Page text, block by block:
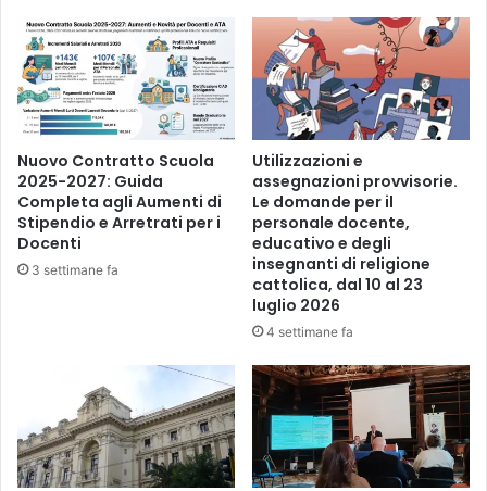
Nuovo Contratto Scuola
2025-2027: Guida
Completa agli Aumenti di
Stipendio e Arretrati per i
Docenti
3 settimane fa
Utilizzazioni e
assegnazioni provvisorie.
Le domande per il
personale docente,
educativo e degli
insegnanti di religione
cattolica, dal 10 al 23
luglio 2026
4 settimane fa